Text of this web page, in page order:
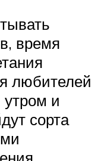
время
любителей
и
сорта